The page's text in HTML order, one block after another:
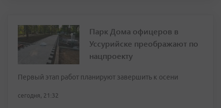
Парк Дома офицеров в
Уссурийске преображают по
нацпроекту
Первый этап работ планируют завершить к осени
сегодня, 21:32